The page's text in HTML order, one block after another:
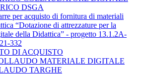
DSGA
per acquisto di fornitura di materiali
“Dotazione di attrezzature per la
della Didattica” - progetto 13.1.2A-
332
DI ACQUISTO
MATERIALE DIGITALE
TARGHE